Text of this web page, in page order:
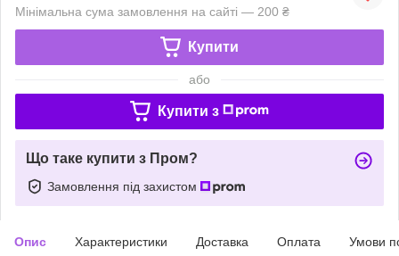
Мінімальна сума замовлення на сайті — 200 ₴
Купити
або
Купити з
Що таке купити з Пром?
Замовлення під захистом
Опис Характеристики Доставка Оплата Умови